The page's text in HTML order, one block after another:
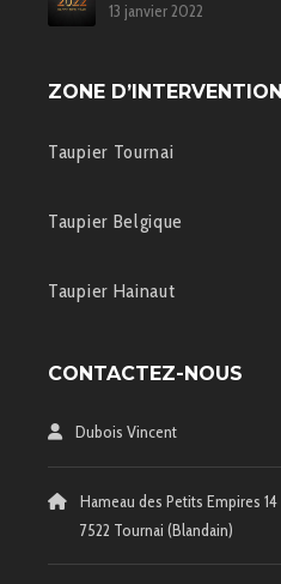
13 janvier 2022
ZONE D’INTERVENTION
Taupier Tournai
Taupier Belgique
Taupier Hainaut
CONTACTEZ-NOUS
Dubois Vincent
Hameau des Petits Empires 14
7522 Tournai (Blandain)